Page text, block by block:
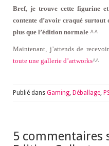
Bref, je trouve cette figurine et
contente d’avoir craqué surtout
plus que l’édition normale ^^
Maintenant, j’attends de recevoir
toute une gallerie d’artworks^^
Publié dans Gaming, Déballage,
5 commentaires